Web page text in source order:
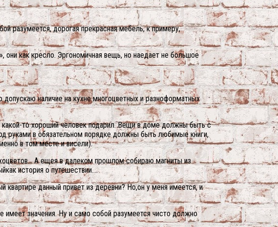
разумеется, дорогая прекрасная мебель, к примеру,
они как кресло. Эргономичная вещь, но наедает не большое
наличие на кухне многоцветных и разноформатных
то хороший человек подарил. Вещи в доме должны быть с
руками в обязательном порядке должны быть любимые книги,
в том месте и висели).
А ещея в далеком прошлом собираю магниты из
история о путешествии….
квартире данный привет из деревни? Но,он у меня имеется, и
значения. Ну и само собой разумеется чисто должно